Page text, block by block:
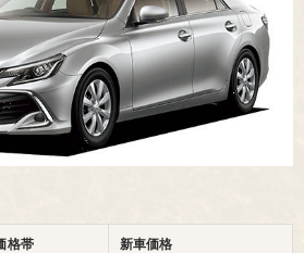
格帯 新車価格